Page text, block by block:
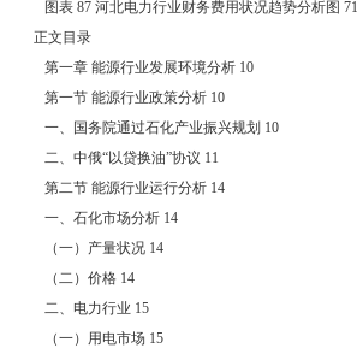
图表 87 河北电力行业财务费用状况趋势分析图 71
正文目录
第一章 能源行业发展环境分析 10
第一节 能源行业政策分析 10
一、国务院通过石化产业振兴规划 10
二、中俄“以贷换油”协议 11
第二节 能源行业运行分析 14
一、石化市场分析 14
（一）产量状况 14
（二）价格 14
二、电力行业 15
（一）用电市场 15